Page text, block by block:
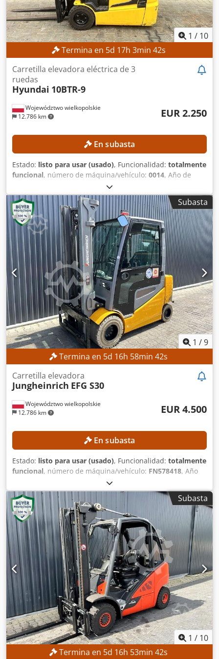
1 / 10
Termina en 5d 17h 3min 40s
Województwo wielkopolskie
12.786 km
Carretilla elevadora eléctrica de 3
ruedas
Hyundai 10BTR-9
EUR 2.250
En subasta
Estado: listo para usar (usado), Funcionalidad: totalmente
funcional, número de máquina/vehículo: 0014, Año de
, horas de funcionamiento:
capacidad de carga:1.000 kg, altura de elevación:4.735
mm, ascensor libre:1.614 mm
, tipo de combustible:
eléctrico, tipo de mástil: triple , Sin precio mínimo: ¡venta
garantizada al mejor postor! DETALLES TÉCNICOS
Capacidad de carga: 1.000 kg Altura de elevación: 4.735
mm Elevación libre: 1.614 mm Altura total: 2.120 mm
DETALLES DE LA MÁQUINA Tipo de mástil: Tríplex Tipo de
combustible: Eléctrico Clase ISO: 2 (1.000–2.500 kg) Voltaje
de la batería: 24 V Horas de funcionamiento: 8.786 h
EQUIPAMIENTO Desplazador lateral Cjdpfx Aiezrgc Tegeha
Referencia externa: SL14355SP
Subasta
1 /9
Termina en 5d 16h 58min 40s
Województwo wielkopolskie
12.786 km
Carretilla elevadora
Jungheinrich EFG S30
EUR 4.500
En subasta
Estado: listo para usar (usado), Funcionalidad: totalmente
funcional, número de máquina/vehículo: FN578418, Año
, horas de funcionamiento:
capacidad de carga:3.000 kg, altura de elevación:3.500
mm, tipo de mástil:Simplex , Equipamiento:
desplazador
lateral, Sin precio mínimo: ¡garantizamos la venta al precio
más alto! DATOS TÉCNICOS Capacidad de carga: 3 000 kg
Altura de elevación: 3 500 mm Altura total: 2 422 mm
Distancia del centro de gravedad de la carga: 600 mm
DETALLES DE LA MÁQUINA Tipo de mástil: Simplex Tipo de
combustible: Eléctrico Potencia nominal: 12 kW Clase ISO:
3 (2 500–4 999 kg) Voltaje de la batería: 80 V Horas de
funcionamiento: 14 745 h EQUIPAMIENTO Desplazador
lateral 3.º circuito hidráulico 4.º circuito hidráulico
Calefacción Cabina completa Chjdpfx Aozrgb Neigja
Referencia externa: SL14251
Subasta
1 / 10
Termina en 5d 16h 53min 40s